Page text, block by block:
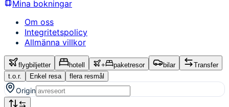
Mina bokningar
Om oss
Integritetspolicy
Allmänna villkor
flygbiljetter hotell + paketresor bilar
Transfer
t.o.r.
Enkel resa flera resmål
Origin